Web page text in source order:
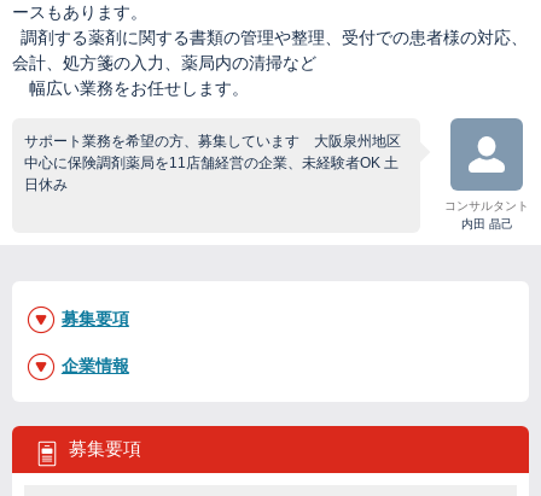
ースもあります。
調剤する薬剤に関する書類の管理や整理、受付での患者様の対応、
会計、処方箋の入力、薬局内の清掃など
幅広い業務をお任せします。
サポート業務を希望の方、募集しています 大阪泉州地区
中心に保険調剤薬局を11店舗経営の企業、未経験者OK 土
日休み
コンサルタント
内田 晶己
募集要項
募集要項
企業情報